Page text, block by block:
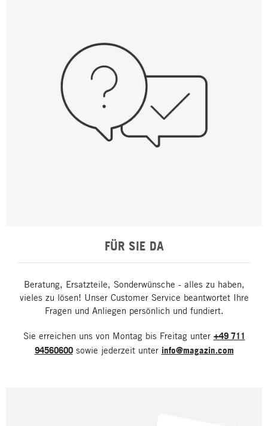
FÜR SIE DA
Beratung, Ersatzteile, Sonderwünsche - alles zu haben,
vieles zu lösen! Unser Customer Service beantwortet Ihre
Fragen und Anliegen persönlich und fundiert.
Sie erreichen uns von Montag bis Freitag unter +49 711
94560600sowie jederzeit unter info@magazin.com